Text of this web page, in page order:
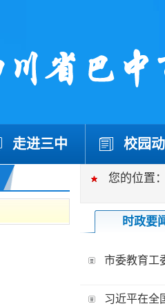
走进三中 校园
您的位置：
时政要
市委教育工
习近平在全